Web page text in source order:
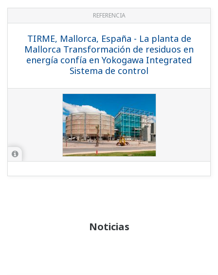
REFERENCIA
TIRME, Mallorca, España - La planta de
Mallorca Transformación de residuos en
energía confía en Yokogawa Integrated
Sistema de control
Noticias